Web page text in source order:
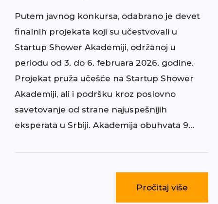
Putem javnog konkursa, odabrano je devet
finalnih projekata koji su učestvovali u
Startup Shower Akademiji, održanoj u
periodu od 3. do 6. februara 2026. godine.
Projekat pruža učešće na Startup Shower
Akademiji, ali i podršku kroz poslovno
savetovanje od strane najuspešnijih
eksperata u Srbiji. Akademija obuhvata 9…
Pročitaj više